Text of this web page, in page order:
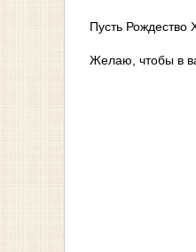
Пусть Рождество
Желаю, чтобы в